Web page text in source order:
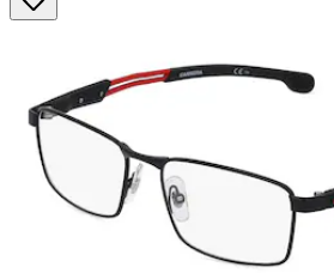
Sternen.